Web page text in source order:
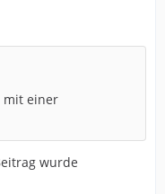
mit einer
wurde